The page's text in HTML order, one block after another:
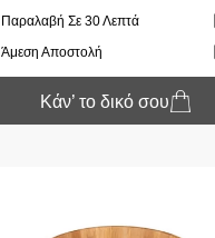
Παραλαβή Σε 30 Λεπτά
Άμεση Αποστολή
Κάν’ το δικό σου